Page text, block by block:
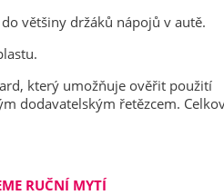
většiny držáků nápojů v autě.
který umožňuje ověřit použití
dodavatelským řetězcem.
RUČNÍ MYTÍ